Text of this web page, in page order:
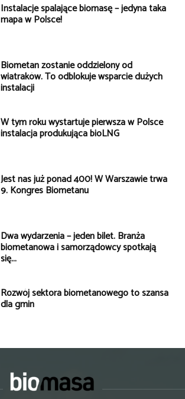
Instalacje spalające biomasę – jedyna taka
mapa w Polsce!
Biometan zostanie oddzielony od
wiatraków. To odblokuje wsparcie dużych
instalacji
W tym roku wystartuje pierwsza w Polsce
instalacja produkująca bioLNG
Jest nas już ponad 400! W Warszawie trwa
9. Kongres Biometanu
Dwa wydarzenia – jeden bilet. Branża
biometanowa i samorządowcy spotkają
się...
Rozwój sektora biometanowego to szansa
dla gmin